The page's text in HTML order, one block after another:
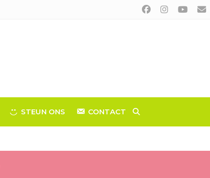
STEUN ONS CONTACT TOGGLE